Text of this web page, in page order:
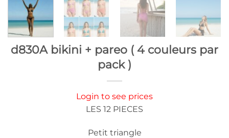
d830A bikini + pareo ( 4 couleurs par
pack )
Login to see prices
LES 12 PIECES
Petit triangle